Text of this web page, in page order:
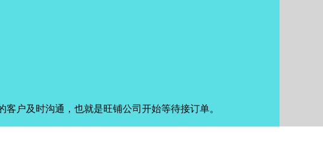
户及时沟通，也就是旺铺公司开始等待接订单。